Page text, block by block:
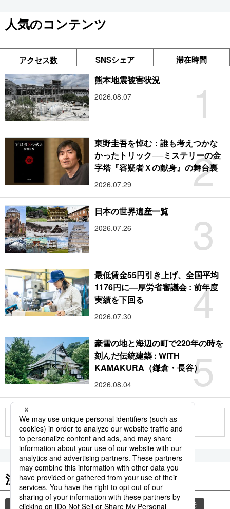
人気のコンテンツ
アクセス数 SNSシェア 滞在時間
1
熊本地震被害状況
2026.08.07
2
東野圭吾を悼む：誰も考えつかな
かったトリック──ミステリーの金
字塔『容疑者Ｘの献身』の舞台裏
2026.07.29
3
日本の世界遺産一覧
2026.07.26
4
最低賃金55円引き上げ、全国平均
1176円に―厚労省審議会 : 前年度
実績を下回る
2026.07.30
5
豪雪の地と海辺の町で220年の時を
刻んだ伝統建築 : WITH
KAMAKURA（鎌倉・長谷）
2026.08.04
もっと見る
注目のキーワード
共同通信ニュース 気象・災害 災害 観光